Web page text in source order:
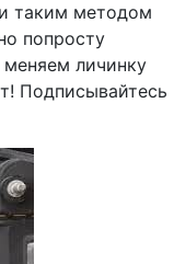
таким методом
попросту
личинку
Подписывайтесь